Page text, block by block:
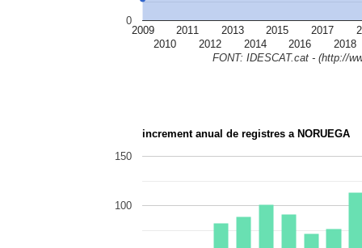
2009
2010
2011
2012
2013
2014
2015
2016
2017
2018
0
FONT: IDESCAT.cat - (http://
increment anual de registres a NORUEGA
100
150